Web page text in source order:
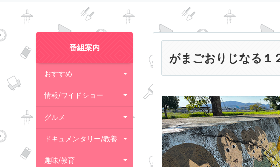
番組案内
おすすめ
情報/ワイドショー
グルメ
ドキュメンタリー/教養
趣味/教育
がまごおりじなる１